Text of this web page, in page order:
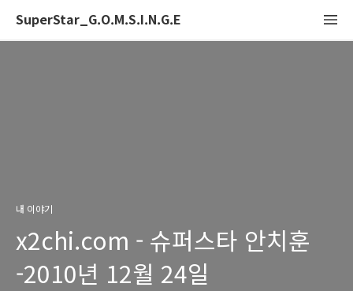
SuperStar_G.O.M.S.I.N.G.E
내 이야기
x2chi.com - 슈퍼스타 안치훈
-2010년 12월 24일